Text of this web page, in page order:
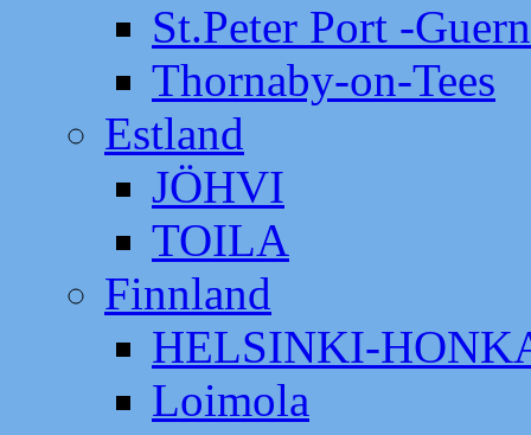
St.Peter Port -
Thornaby-on-Tees
Estland
JÖHVI
TOILA
Finnland
HELSINKI-
Loimola